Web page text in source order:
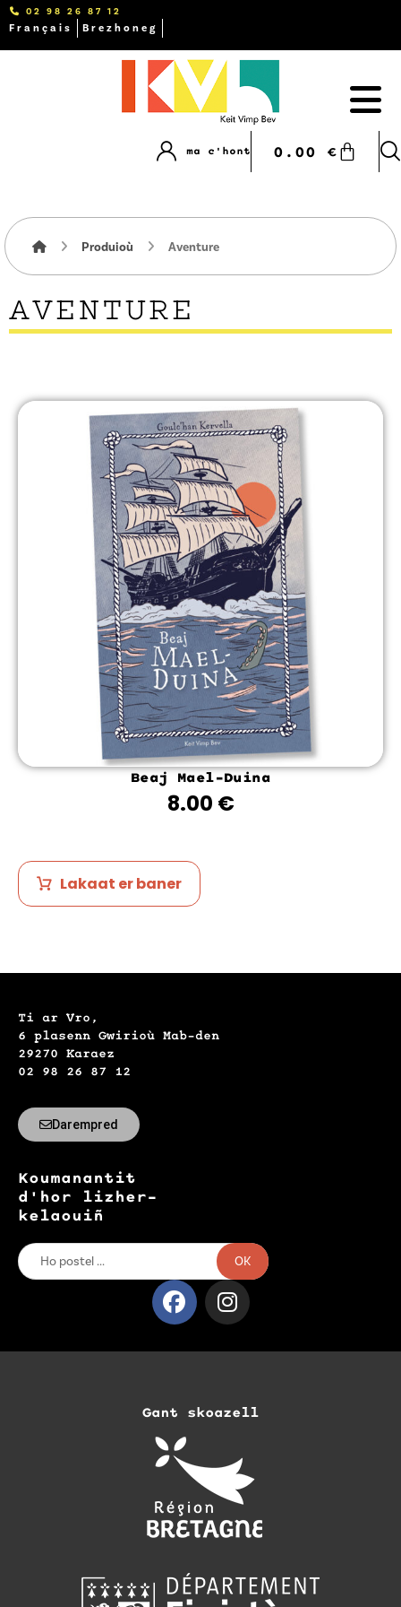
Français Brezhoneg
02 98 26 87 12
0.00 €
ma c'hont
Produioù Aventure
AVENTURE
Beaj Mael-Duina
8.00 €
Lakaat er baner
Ti ar Vro,
6 plasenn Gwirioù Mab-den
29270 Karaez
02 98 26 87 12
Darempred
Koumanantit
d'hor lizher-
kelaouiñ
OK
Gant skoazell